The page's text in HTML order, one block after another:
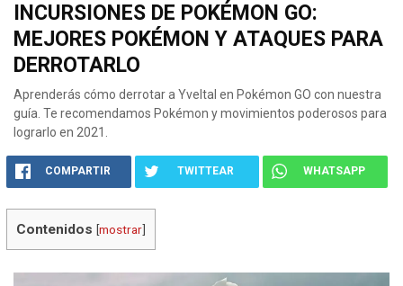
INCURSIONES DE POKÉMON GO:
MEJORES POKÉMON Y ATAQUES PARA
DERROTARLO
Aprenderás cómo derrotar a Yveltal en Pokémon GO con nuestra
guía. Te recomendamos Pokémon y movimientos poderosos para
lograrlo en 2021.
COMPARTIR TWITTEAR WHATSAPP
Contenidos [mostrar]